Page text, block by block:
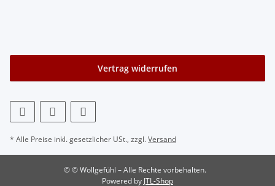
Vertrag widerrufen
* Alle Preise inkl. gesetzlicher USt., zzgl.Versand
© © Wollgefühl – Alle Rechte vorbehalten.
Powered by JTL-Shop